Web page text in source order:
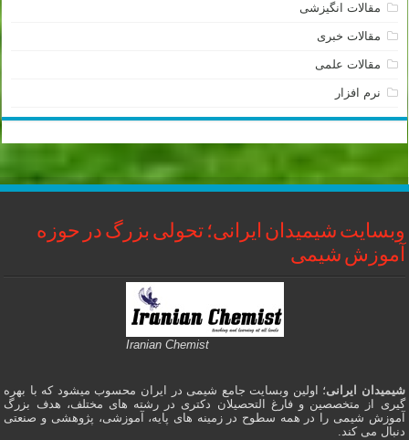
مقالات انگیزشی
مقالات خبری
مقالات علمی
نرم افزار
وبسایت شیمیدان ایرانی؛ تحولی بزرگ در حوزه
آموزش شیمی
Iranian Chemist
شیمیدان ایرانی؛ اولین وبسایت جامع شیمی در ایران محسوب میشود که با بهره
گیری از متخصصین و فارغ التحصیلان دکتری در رشته های مختلف، هدف بزرگ
آموزش شیمی را در همه سطوح در زمینه های پایه، آموزشی، پژوهشی و صنعتی
دنبال می کند.